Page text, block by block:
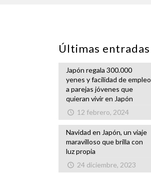
Últimas entradas
Japón regala 300.000
yenes y facilidad de empleo
a parejas jóvenes que
quieran vivir en Japón
12 febrero, 2024
Navidad en Japón, un viaje
maravilloso que brilla con
luz propia
24 diciembre, 2023